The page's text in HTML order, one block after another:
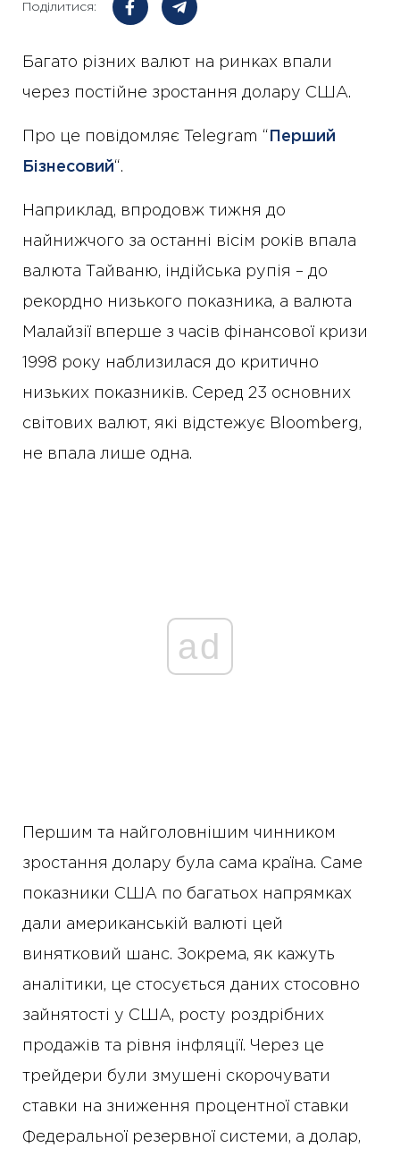
Поділитися:
Багато різних валют на ринках впали
через постійне зростання долару США.
Про це повідомляє Telegram “ Перший
Бізнесовий“.
Наприклад, впродовж тижня до
найнижчого за останні вісім років впала
валюта Тайваню, індійська рупія – до
рекордно низького показника, а валюта
Малайзії вперше з часів фінансової кризи
1998 року наблизилася до критично
низьких показників. Серед 23 основних
світових валют, які відстежує Bloomberg,
не впала лише одна.
ad
Першим та найголовнішим чинником
зростання долару була сама країна. Саме
показники США по багатьох напрямках
дали американській валюті цей
винятковий шанс. Зокрема, як кажуть
аналітики, це стосується даних стосовно
зайнятості у США, росту роздрібних
продажів та рівня інфляції. Через це
трейдери були змушені скорочувати
ставки на зниження процентної ставки
Федеральної резервної системи, а долар,